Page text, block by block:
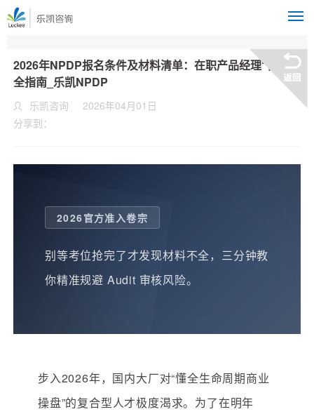
2026年NPDP报名条件及材料清单：在职产品经理“自检”
全指南_乐凯NPDP
乐凯咨询
2026年04月01日
分享到：
2026官方准入卷宗
别等考位抢完了才发现材料不全，三分钟教
你精准规避 Audit 审核风险。
步入2026年，国内大厂对“懂全生命周期商业
操盘”的复合型人才极度渴求。为了在明年